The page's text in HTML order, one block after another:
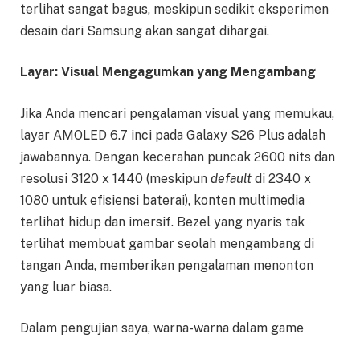
terlihat sangat bagus, meskipun sedikit eksperimen
desain dari Samsung akan sangat dihargai.
Layar: Visual Mengagumkan yang Mengambang
Jika Anda mencari pengalaman visual yang memukau,
layar AMOLED 6.7 inci pada Galaxy S26 Plus adalah
jawabannya. Dengan kecerahan puncak 2600 nits dan
resolusi 3120 x 1440 (meskipun default di 2340 x
1080 untuk efisiensi baterai), konten multimedia
terlihat hidup dan imersif. Bezel yang nyaris tak
terlihat membuat gambar seolah mengambang di
tangan Anda, memberikan pengalaman menonton
yang luar biasa.
Dalam pengujian saya, warna-warna dalam game